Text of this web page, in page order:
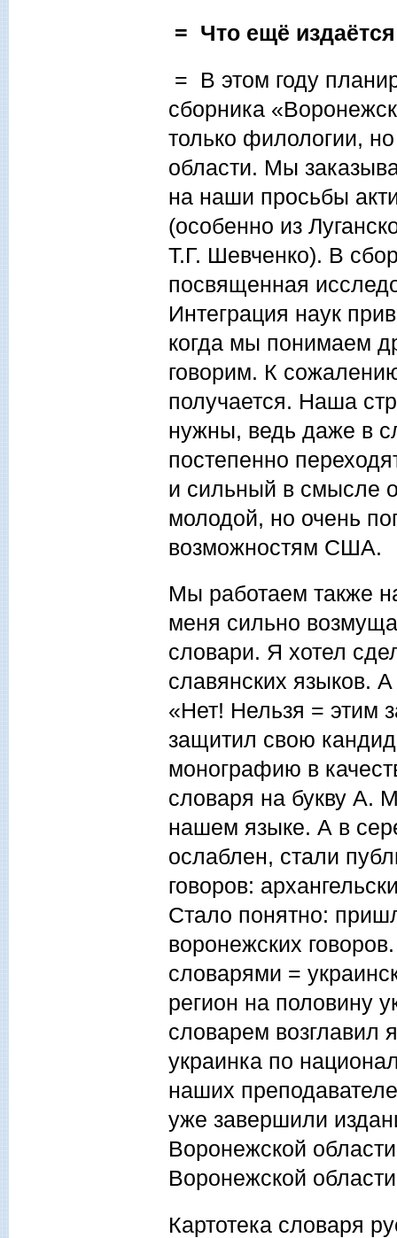
= Что ещё
= В этом году
сборника
только филологии,
области. Мы
на наши просьбы
(особенно из
Т.Г. Шевченко). В
посвященная
Интеграция наук
когда мы понимаем
говорим. К
получается. Наша
нужны, ведь даже в
постепенно
и сильный в смысле
молодой, но очень
возможностям США.
Мы работаем также
меня сильно
словари. Я хотел
славянских языков.
«Нет! Нельзя = этим
защитил свою
монографию в
словаря на букву А.
нашем языке. А в
ослаблен, стали
говоров:
Стало понятно:
воронежских
словарями =
регион на половину
словарем возглавил
украинка по
наших
уже завершили
Воронежской
Воронежской
Картотека словаря